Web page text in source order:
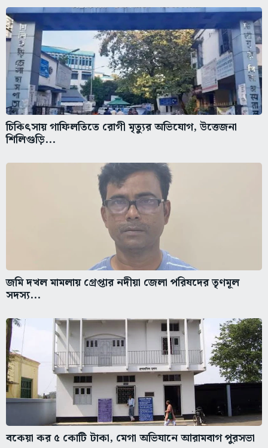
চিকিৎসায় গাফিলতিতে রোগী মৃত্যুর অভিযোগ, উত্তেজনা
শিলিগুড়ি...
জমি দখল মামলায় গ্রেপ্তার নদীয়া জেলা পরিষদের তৃণমূল
সদস্য...
বকেয়া কর ৫ কোটি টাকা, মেগা অভিযানে আরামবাগ পুরসভা